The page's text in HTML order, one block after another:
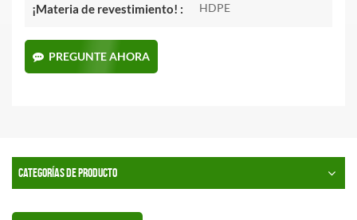
¡Materia de revestimiento! : HDPE
PREGUNTE AHORA
CATEGORÍAS DE PRODUCTO